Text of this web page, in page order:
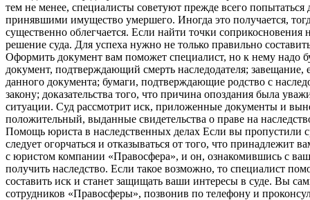
тем не менее, специалисты советуют прежде всего
принявшими имущество умершего. Иногда это получается,
существенно облегчается. Если найти точки соприкосновения
решение суда. Для успеха нужно не только правильно
Оформить документ вам поможет специалист, но к нему надо
документ, подтверждающий смерть наследодателя; завещание,
данного документа; бумаги, подтверждающие родство с
закону; доказательства того, что причина опоздания была
ситуации. Суд рассмотрит иск, приложенные документы и
положительный, выданные свидетельства о праве на
Помощь юриста в наследственных делах Если вы пропустили
следует огорчаться и отказываться от того, что принадлежит
с юристом компании «Правосфера», и он, ознакомившись с
получить наследство. Если такое возможно, то специалист
составить иск и станет защищать ваши интересы в суде. Вы
сотрудников «Правосферы», позвонив по телефону и